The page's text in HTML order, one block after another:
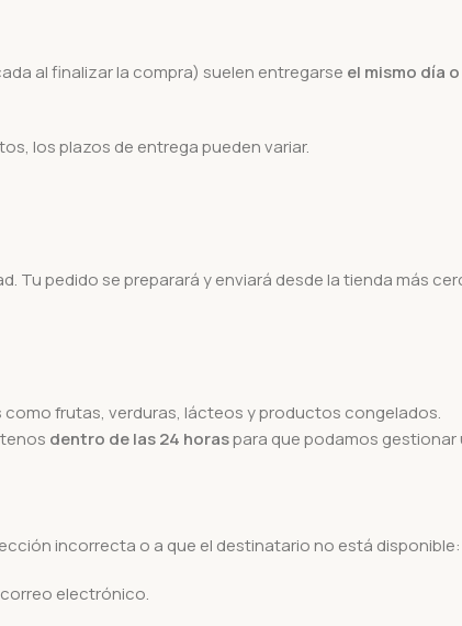
al finalizar la compra) suelen entregarse el mismo día
los plazos de entrega pueden variar.
Tu pedido se preparará y enviará desde la tienda más
frutas, verduras, lácteos y productos congelados.
dentro de las 24 horaspara que podamos gestionar
incorrecta o a que el destinatario no está disponible:
electrónico.